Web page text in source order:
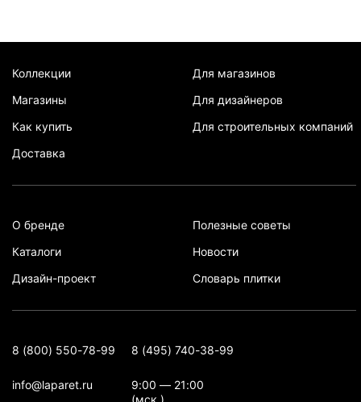
Коллекции
Магазины
Как купить
Доставка
Для магазинов
Для дизайнеров
Для строительных компаний
О бренде
Каталоги
Дизайн-проект
Полезные советы
Новости
Словарь плитки
8 (800) 550-78-99 8 (495) 740-38-99
info@laparet.ru
9:00 — 21:00